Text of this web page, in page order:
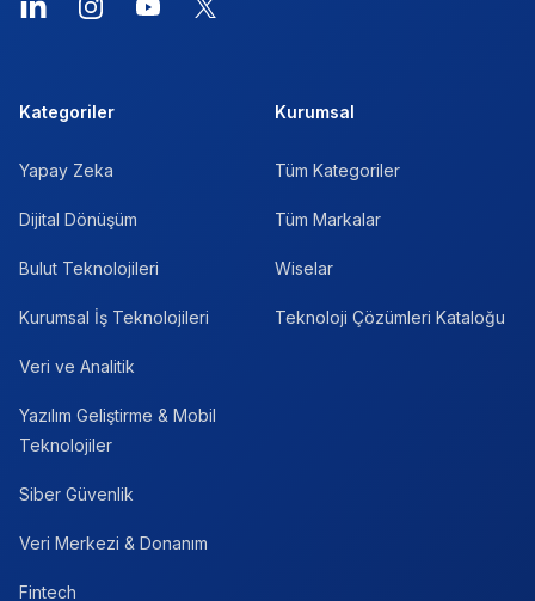
Kategoriler
Yapay Zeka
Dijital Dönüşüm
Bulut Teknolojileri
Kurumsal İş Teknolojileri
Veri ve Analitik
Yazılım Geliştirme & Mobil
Teknolojiler
Siber Güvenlik
Veri Merkezi & Donanım
Fintech
Kurumsal
Tüm Kategoriler
Tüm Markalar
Wiselar
Teknoloji Çözümleri Kataloğu